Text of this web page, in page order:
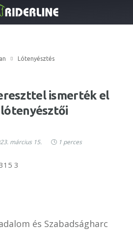
Lótenyésztés
ismerték el
március 15. 1 perces
és Szabadságharc